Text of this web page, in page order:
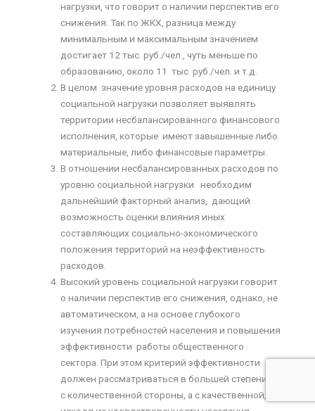
нагрузки, что говорит о наличии перспектив его
снижения. Так по ЖКХ, разница между
минимальным и максимальным значением
достигает 12 тыс. руб./чел., чуть меньше по
образованию, около 11 тыс. руб./чел. и т.д.
В целом значение уровня расходов на единицу
социальной нагрузки позволяет выявлять
территории несбалансированного финансового
исполнения, которые имеют завышенные либо
материальные, либо финансовые параметры.
В отношении несбалансированных расходов по
уровню социальной нагрузки необходим
дальнейший факторный анализ, дающий
возможность оценки влияния иных
составляющих социально-экономического
положения территорий на неэффективность
расходов.
Высокий уровень социальной нагрузки говорит
о наличии перспектив его снижения, однако, не
автоматическом, а на основе глубокого
изучения потребностей населения и повышения
эффективности работы общественного
сектора. При этом критерий эффективности
должен рассматриваться в большей степени не
с количественной стороны, а с качественной,